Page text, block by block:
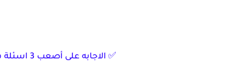
✅ الاجابه على أصعب 3 اسئلة فى المقابلات الشخصية !